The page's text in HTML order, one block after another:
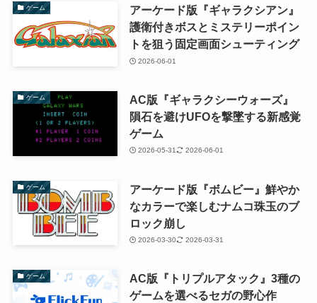
ゲーム
アーケード版『ギャラクシアン』
護衛付きボスとミステリーポイン
トを狙う固定画面シューティング
2026-06-01
ゲーム
AC版『ギャラクシーウォーズ』
隕石を避けUFOを撃墜する新感覚
ゲーム
2026-05-31 2026-06-01
ゲーム
アーケード版『ボムビー』鮮やか
なカラーで楽しむナムコ珠玉のブ
ロック崩し
2026-03-30 2026-03-31
ゲーム
AC版『トリプルアタック』3種の
ゲームを選べるセガの野心作